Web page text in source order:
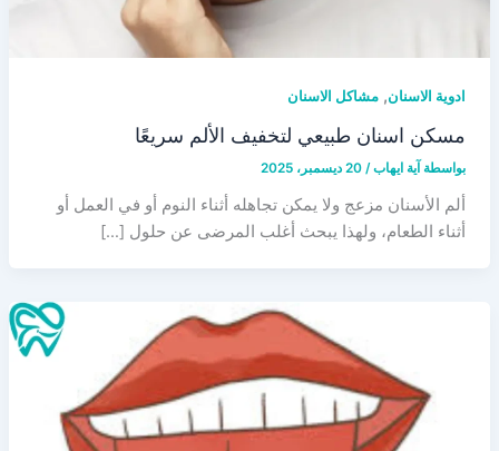
ادوية الاسنان, مشاكل الاسنان
مسكن اسنان طبيعي لتخفيف الألم سريعًا
بواسطة آية ايهاب/ 20 ديسمبر، 2025
ألم الأسنان مزعج ولا يمكن تجاهله أثناء النوم أو في العمل أو
أثناء الطعام، ولهذا يبحث أغلب المرضى عن حلول […]